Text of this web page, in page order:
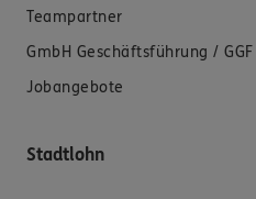
Teampartner
GmbH Geschäftsführung / GGF
Jobangebote
Stadtlohn